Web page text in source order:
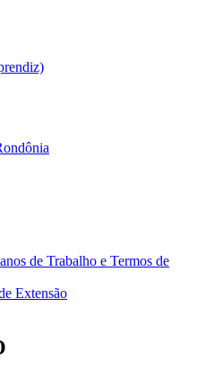
de Trabalho e Termos de
Extensão